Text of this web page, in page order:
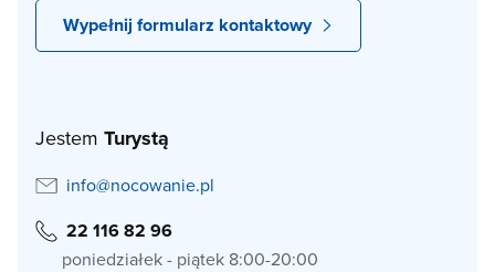
Wypełnij formularz kontaktowy
Jestem Turystą
info@nocowanie.pl
22 116 82 96
poniedziałek - piątek 8:00-20:00